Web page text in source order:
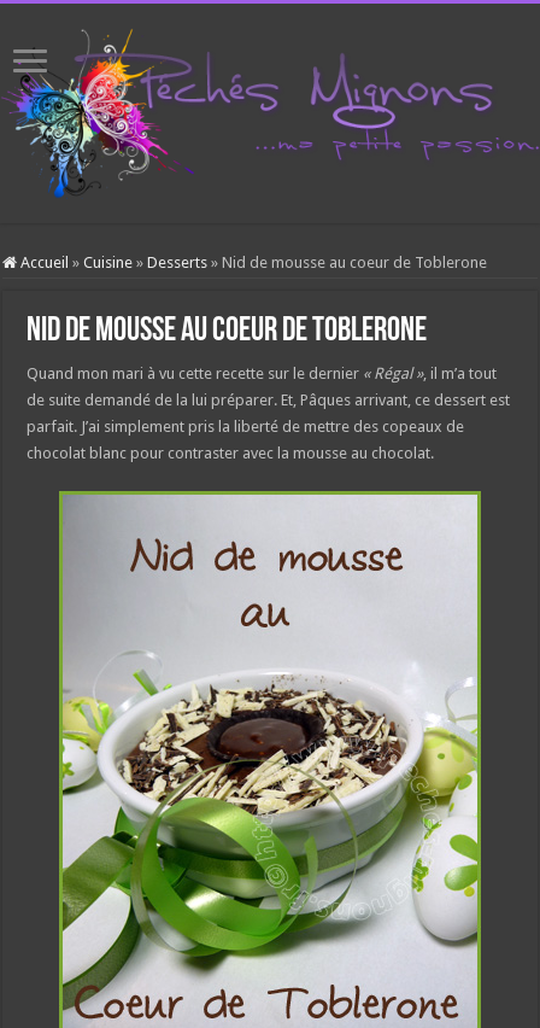
Accueil » Cuisine » Desserts » Nid de mousse au coeur de Toblerone
Nid de mousse au coeur de Toblerone
Quand mon mari à vu cette recette sur le dernier « Régal », il m’a tout
de suite demandé de la lui préparer. Et, Pâques arrivant, ce dessert est
parfait. J’ai simplement pris la liberté de mettre des copeaux de
chocolat blanc pour contraster avec la mousse au chocolat.